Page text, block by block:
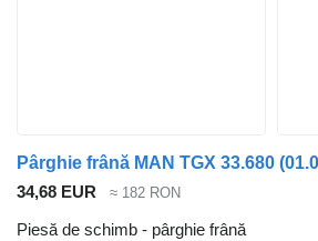
34,68 EUR ≈ 182 RON
Piesă de schimb - pârghie frână